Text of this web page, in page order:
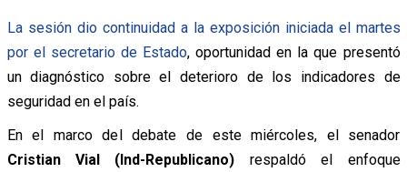
La sesión dio continuidad a la exposición iniciada el martes
por el secretario de Estado, oportunidad en la que presentó
un diagnóstico sobre el deterioro de los indicadores de
seguridad en el país.
En el marco del debate de este miércoles, el senador
Cristian Vial (Ind-Republicano) respaldó el enfoque